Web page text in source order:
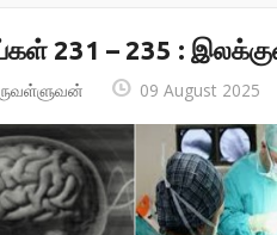
231 – 235 :
09 August 2025